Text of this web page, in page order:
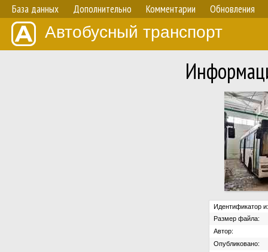
База данных Дополнительно Комментарии Обновления
Автобусный транспорт
Идентификатор
Размер файла:
Автор:
Опубликовано: